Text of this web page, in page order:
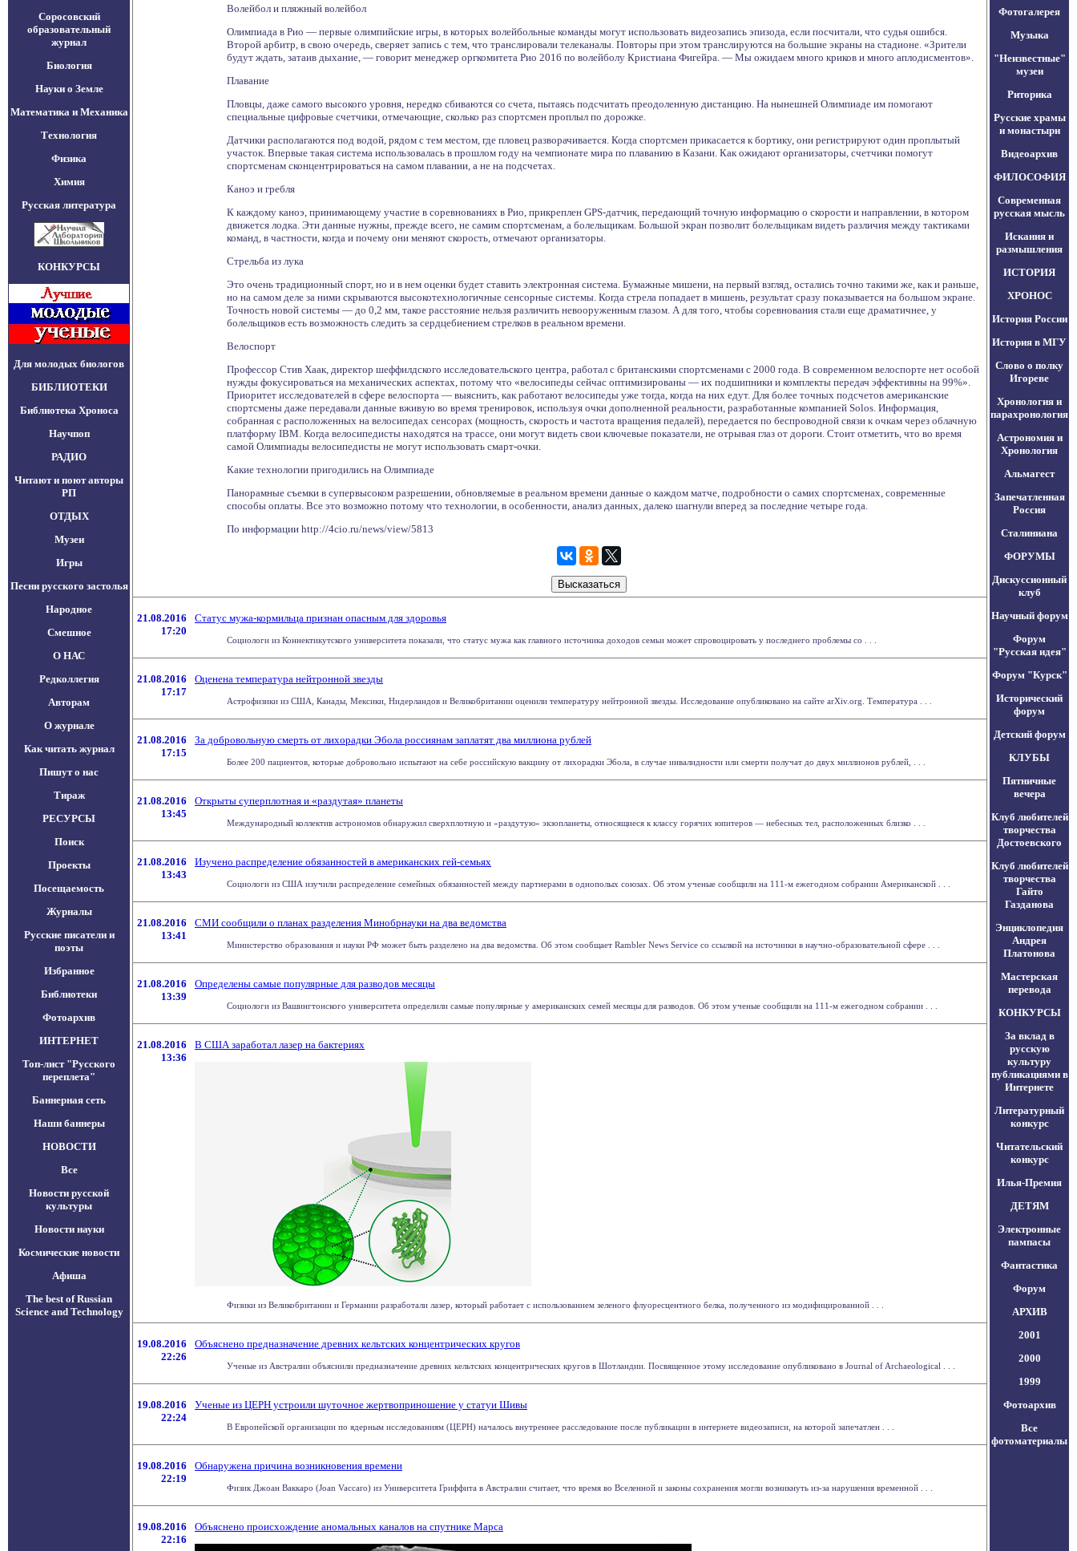
Соросовский
образовательный
журнал
Биология
Науки о Земле
Математика и Механика
Технология
Физика
Химия
Русская литература
КОНКУРСЫ
Для молодых биологов
БИБЛИОТЕКИ
Библиотека Хроноса
Научпоп
РАДИО
Читают и поют авторы
РП
ОТДЫХ
Музеи
Игры
Песни русского застолья
Народное
Смешное
О НАС
Редколлегия
Авторам
О журнале
Как читать журнал
Пишут о нас
Тираж
РЕСУРСЫ
Поиск
Проекты
Посещаемость
Журналы
Русские писатели и
поэты
Избранное
Библиотеки
Фотоархив
ИНТЕРНЕТ
Топ-лист "Русского
переплета"
Баннерная сеть
Наши баннеры
НОВОСТИ
Все
Новости русской
культуры
Новости науки
Космические новости
Афиша
The best of Russian
Science and Technology
Волейбол и пляжный волейбол
Олимпиада в Рио — первые олимпийские игры, в которых волейбольные команды могут использовать видеозапись эпизода, если посчитали, что судья ошибся.
Второй арбитр, в свою очередь, сверяет запись с тем, что транслировали телеканалы. Повторы при этом транслируются на большие экраны на стадионе. «Зрители
будут ждать, затаив дыхание, — говорит менеджер оргкомитета Рио 2016 по волейболу Кристиана Фигейра. — Мы ожидаем много криков и много аплодисментов».
Плавание
Пловцы, даже самого высокого уровня, нередко сбиваются со счета, пытаясь подсчитать преодоленную дистанцию. На нынешней Олимпиаде им помогают
специальные цифровые счетчики, отмечающие, сколько раз спортсмен проплыл по дорожке.
Датчики располагаются под водой, рядом с тем местом, где пловец разворачивается. Когда спортсмен прикасается к бортику, они регистрируют один проплытый
участок. Впервые такая система использовалась в прошлом году на чемпионате мира по плаванию в Казани. Как ожидают организаторы, счетчики помогут
спортсменам сконцентрироваться на самом плавании, а не на подсчетах.
Каноэ и гребля
К каждому каноэ, принимающему участие в соревнованиях в Рио, прикреплен GPS-датчик, передающий точную информацию о скорости и направлении, в котором
движется лодка. Эти данные нужны, прежде всего, не самим спортсменам, а болельщикам. Большой экран позволит болельщикам видеть различия между тактиками
команд, в частности, когда и почему они меняют скорость, отмечают организаторы.
Стрельба из лука
Это очень традиционный спорт, но и в нем оценки будет ставить электронная система. Бумажные мишени, на первый взгляд, остались точно такими же, как и раньше,
но на самом деле за ними скрываются высокотехнологичные сенсорные системы. Когда стрела попадает в мишень, результат сразу показывается на большом экране.
Точность новой системы — до 0,2 мм, такое расстояние нельзя различить невооруженным глазом. А для того, чтобы соревнования стали еще драматичнее, у
болельщиков есть возможность следить за сердцебиением стрелков в реальном времени.
Велоспорт
Профессор Стив Хаак, директор шеффилдского исследовательского центра, работал с британскими спортсменами с 2000 года. В современном велоспорте нет особой
нужды фокусироваться на механических аспектах, потому что «велосипеды сейчас оптимизированы — их подшипники и комплекты передач эффективны на 99%».
Приоритет исследователей в сфере велоспорта — выяснить, как работают велосипеды уже тогда, когда на них едут. Для более точных подсчетов американские
спортсмены даже передавали данные вживую во время тренировок, используя очки дополненной реальности, разработанные компанией Solos. Информация,
собранная с расположенных на велосипедах сенсорах (мощность, скорость и частота вращения педалей), передается по беспроводной связи к очкам через облачную
платформу IBM. Когда велосипедисты находятся на трассе, они могут видеть свои ключевые показатели, не отрывая глаз от дороги. Стоит отметить, что во время
самой Олимпиады велосипедисты не могут использовать смарт-очки.
Какие технологии пригодились на Олимпиаде
Панорамные съемки в супервысоком разрешении, обновляемые в реальном времени данные о каждом матче, подробности о самих спортсменах, современные
способы оплаты. Все это возможно потому что технологии, в особенности, анализ данных, далеко шагнули вперед за последние четыре года.
По информации http://4cio.ru/news/view/5813
21.08.2016
17:20
Статус мужа-кормильца признан опасным для здоровья
Социологи из Коннектикутского университета показали, что статус мужа как главного источника доходов семьи может спровоцировать у последнего проблемы со . . .
21.08.2016
17:17
Оценена температура нейтронной звезды
Астрофизики из США, Канады, Мексики, Нидерландов и Великобритании оценили температуру нейтронной звезды. Исследование опубликовано на сайте arXiv.org. Температура . . .
21.08.2016
17:15
За добровольную смерть от лихорадки Эбола россиянам заплатят два миллиона рублей
Более 200 пациентов, которые добровольно испытают на себе российскую вакцину от лихорадки Эбола, в случае инвалидности или смерти получат до двух миллионов рублей, . . .
21.08.2016
13:45
Открыты суперплотная и «раздутая» планеты
Международный коллектив астрономов обнаружил сверхплотную и «раздутую» экзопланеты, относящиеся к классу горячих юпитеров — небесных тел, расположенных близко . . .
21.08.2016
13:43
Изучено распределение обязанностей в американских гей-семьях
Социологи из США изучили распределение семейных обязанностей между партнерами в однополых союзах. Об этом ученые сообщили на 111-м ежегодном собрании Американской . . .
21.08.2016
13:41
СМИ сообщили о планах разделения Минобрнауки на два ведомства
Министерство образования и науки РФ может быть разделено на два ведомства. Об этом сообщает Rambler News Service со ссылкой на источники в научно-образовательной сфере . . .
21.08.2016
13:39
Определены самые популярные для разводов месяцы
Социологи из Вашингтонского университета определили самые популярные у американских семей месяцы для разводов. Об этом ученые сообщили на 111-м ежегодном собрании . . .
21.08.2016
13:36
В США заработал лазер на бактериях
Физики из Великобритании и Германии разработали лазер, который работает с использованием зеленого флуоресцентного белка, полученного из модифицированной . . .
19.08.2016
22:26
Объяснено предназначение древних кельтских концентрических кругов
Ученые из Австралии объяснили предназначение древних кельтских концентрических кругов в Шотландии. Посвященное этому исследование опубликовано в Journal of Archaeological . . .
19.08.2016
22:24
Ученые из ЦЕРН устроили шуточное жертвоприношение у статуи Шивы
В Европейской организации по ядерным исследованиям (ЦЕРН) началось внутреннее расследование после публикации в интернете видеозаписи, на которой запечатлен . . .
19.08.2016
22:19
Обнаружена причина возникновения времени
Физик Джоан Ваккаро (Joan Vaccaro) из Университета Гриффита в Австралии считает, что время во Вселенной и законы сохранения могли возникнуть из-за нарушения временной . . .
19.08.2016
22:16
Объяснено происхождение аномальных каналов на спутнике Марса
Фотогалерея
Музыка
"Неизвестные"
музеи
Риторика
Русские храмы
и монастыри
Видеоархив
ФИЛОСОФИЯ
Современная
русская мысль
Искания и
размышления
ИСТОРИЯ
ХРОНОС
История России
История в МГУ
Слово о полку
Игореве
Хронология и
парахронология
Астрономия и
Хронология
Альмагест
Запечатленная
Россия
Сталиниана
ФОРУМЫ
Дискуссионный
клуб
Научный форум
Форум
"Русская идея"
Форум "Курск"
Исторический
форум
Детский форум
КЛУБЫ
Пятничные
вечера
Клуб любителей
творчества
Достоевского
Клуб любителей
творчества
Гайто
Газданова
Энциклопедия
Андрея
Платонова
Мастерская
перевода
КОНКУРСЫ
За вклад в
русскую
культуру
публикациями в
Интернете
Литературный
конкурс
Читательский
конкурс
Илья-Премия
ДЕТЯМ
Электронные
пампасы
Фантастика
Форум
АРХИВ
2001
2000
1999
Фотоархив
Все
фотоматериалы